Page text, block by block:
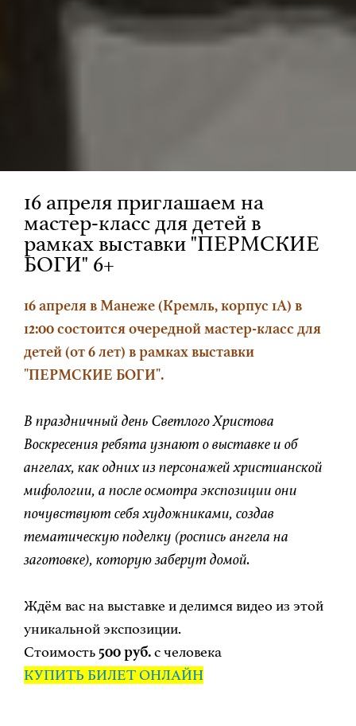
16 апреля приглашаем на
мастер-класс для детей в
рамках выставки "ПЕРМСКИЕ
БОГИ" 6+
16 апреля в Манеже (Кремль, корпус 1А) в
12:00 состоится очередной мастер-класс для
детей (от 6 лет) в рамках выставки
"ПЕРМСКИЕ БОГИ".
В праздничный день Светлого Христова
Воскресения ребята узнают о выставке и об
ангелах, как одних из персонажей христианской
мифологии, а после осмотра экспозиции они
почувствуют себя художниками, создав
тематическую поделку (роспись ангела на
заготовке), которую заберут домой.
Ждём вас на выставке и делимся видео из этой
уникальной экспозиции.
Стоимость 500 руб.с человека
КУПИТЬ БИЛЕТ ОНЛАЙН